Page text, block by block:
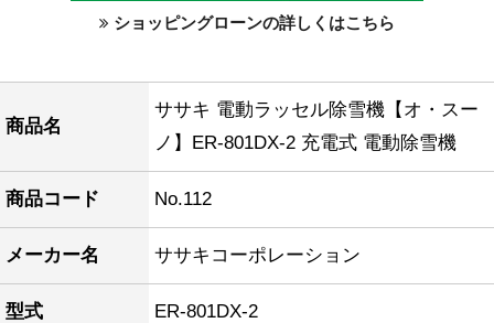
ショッピングローンの詳しくはこちら
商品名
ササキ 電動ラッセル除雪機【オ・スー
ノ】ER-801DX-2 充電式 電動除雪機
商品コード No.112
メーカー名 ササキコーポレーション
型式 ER-801DX-2